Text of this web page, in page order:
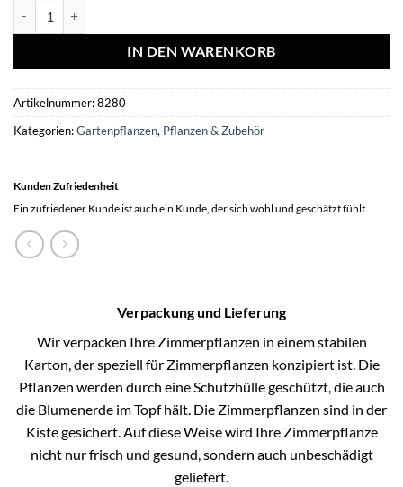
IN DEN WARENKORB
Artikelnummer:8280
Kategorien:Gartenpflanzen, Pflanzen & Zubehör
Kunden Zufriedenheit
Ein zufriedener Kunde ist auch ein Kunde, der sich wohl und geschätzt fühlt.
Verpackung und Lieferung
Wir verpacken Ihre Zimmerpflanzen in einem stabilen
Karton, der speziell für Zimmerpflanzen konzipiert ist. Die
Pflanzen werden durch eine Schutzhülle geschützt, die auch
die Blumenerde im Topf hält. Die Zimmerpflanzen sind in der
Kiste gesichert. Auf diese Weise wird Ihre Zimmerpflanze
nicht nur frisch und gesund, sondern auch unbeschädigt
geliefert.